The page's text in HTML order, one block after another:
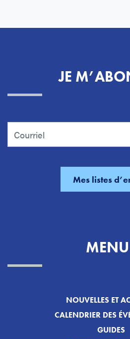
JE
NOUVELLES ET
CALENDRIER DES
GUIDES